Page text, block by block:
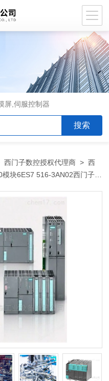
屏,伺服控制器
西门子数控授权代理商 >西
块6ES7 516-3AN02西门子